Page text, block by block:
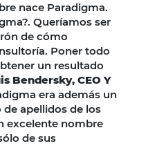
nace Paradigma.
Queríamos ser
de cómo
Poner todo
un resultado
Bendersky, CEO Y
era además un
apellidos de los
excelente nombre
de sus